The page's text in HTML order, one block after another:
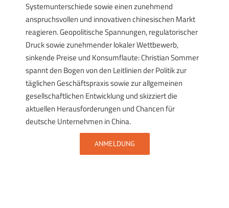
Systemunterschiede sowie einen zunehmend
anspruchsvollen und innovativen chinesischen Markt
reagieren. Geopolitische Spannungen, regulatorischer
Druck sowie zunehmender lokaler Wettbewerb,
sinkende Preise und Konsumflaute: Christian Sommer
spannt den Bogen von den Leitlinien der Politik zur
täglichen Geschäftspraxis sowie zur allgemeinen
gesellschaftlichen Entwicklung und skizziert die
aktuellen Herausforderungen und Chancen für
deutsche Unternehmen in China.
ANMELDUNG